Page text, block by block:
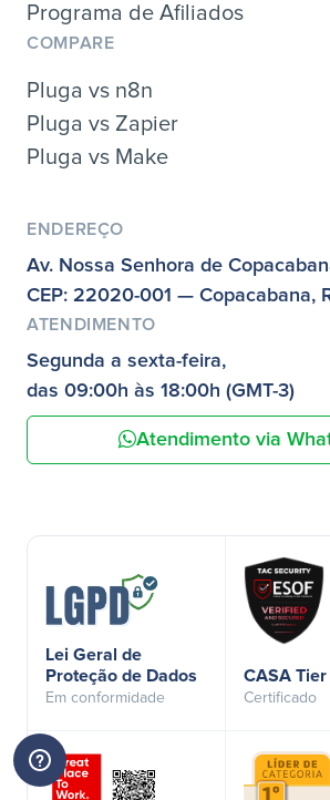
Programa de Afiliados
COMPARE
Pluga vs n8n
Pluga vs Zapier
Pluga vs Make
ENDEREÇO
Av. Nossa Senhora de
CEP: 22020-001 — Copacabana,
ATENDIMENTO
Segunda a sexta-feira,
das 09:00h às 18:00h (GMT-3)
Atendimento via
Lei Geral de
Proteção de Dados
Em conformidade
CASA Tier
Certificado